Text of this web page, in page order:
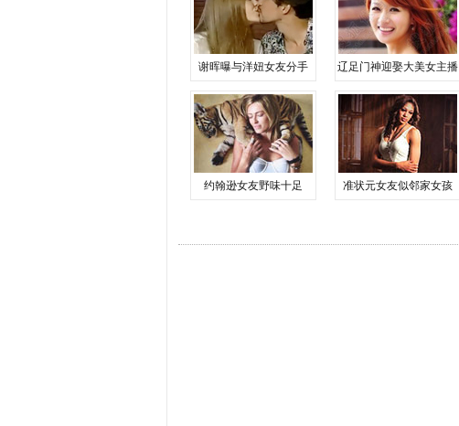
谢晖曝与洋妞女友分手 辽足门神迎娶大美女主播
约翰逊女友野味十足 准状元女友似邻家女孩